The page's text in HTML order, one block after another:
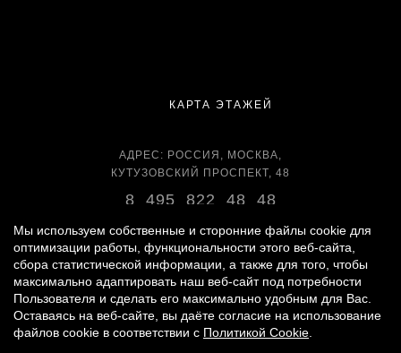
КАРТА ЭТАЖЕЙ
АДРЕС: РОССИЯ, МОСКВА,
КУТУЗОВСКИЙ ПРОСПЕКТ, 48
8 495 822 48 48
ВРЕМЯ РАБОТЫ:
ЕЖЕДНЕВНО С 11:00 ДО 22:00
© 2007 - 2026«ВРЕМЕНА ГОДА»
Мы используем собственные и сторонние файлы cookie для
оптимизации работы, функциональности этого веб-сайта,
сбора статистической информации, а также для того, чтобы
максимально адаптировать наш веб-сайт под потребности
Пользователя и сделать его максимально удобным для Вас.
Оставаясь на веб-сайте, вы даёте согласие на использование
файлов cookie в соответствии с Политикой Cookie